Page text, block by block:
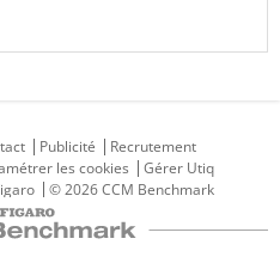
Publicité
Recrutement
les cookies
Gérer Utiq
© 2026 CCM Benchmark